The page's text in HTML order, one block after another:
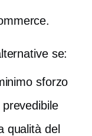
se:
sforzo
qualità del